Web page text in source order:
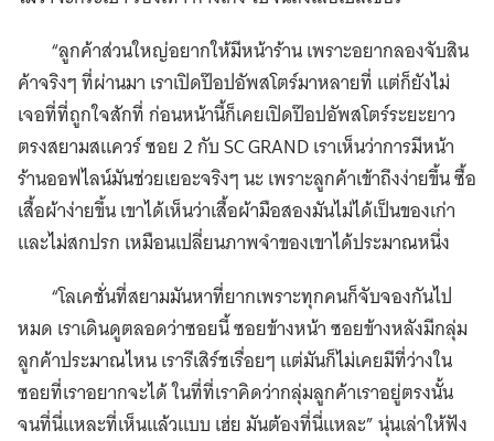
“ลูกค้าส่วนใหญ่อยากให้มีหน้าร้าน เพราะอยากลองจับสิน
ค้าจริงๆ ที่ผ่านมา เราเปิดป๊อปอัพสโตร์มาหลายที่ แต่ก็ยังไม่
เจอที่ที่ถูกใจสักที่ ก่อนหน้านี้ก็เคยเปิดป๊อปอัพสโตร์ระยะยาว
ตรงสยามสแควร์ ซอย 2 กับ SC GRAND เราเห็นว่าการมีหน้า
ร้านออฟไลน์มันช่วยเยอะจริงๆ นะ เพราะลูกค้าเข้าถึงง่ายขึ้น ซื้อ
เสื้อผ้าง่ายขึ้น เขาได้เห็นว่าเสื้อผ้ามือสองมันไม่ได้เป็นของเก่า
และไม่สกปรก เหมือนเปลี่ยนภาพจำของเขาได้ประมาณหนึ่ง
“โลเคชั่นที่สยามมันหาที่ยากเพราะทุกคนก็จับจองกันไป
หมด เราเดินดูตลอดว่าซอยนี้ ซอยข้างหน้า ซอยข้างหลังมีกลุ่ม
ลูกค้าประมาณไหน เรารีเสิร์ชเรื่อยๆ แต่มันก็ไม่เคยมีที่ว่างใน
ซอยที่เราอยากจะได้ ในที่ที่เราคิดว่ากลุ่มลูกค้าเราอยู่ตรงนั้น
จนที่นี่แหละที่เห็นแล้วแบบ เฮ่ย มันต้องที่นี่แหละ” นุ่นเล่าให้ฟัง